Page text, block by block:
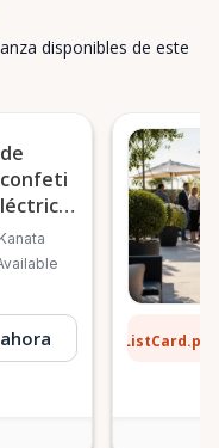
disponibles de este